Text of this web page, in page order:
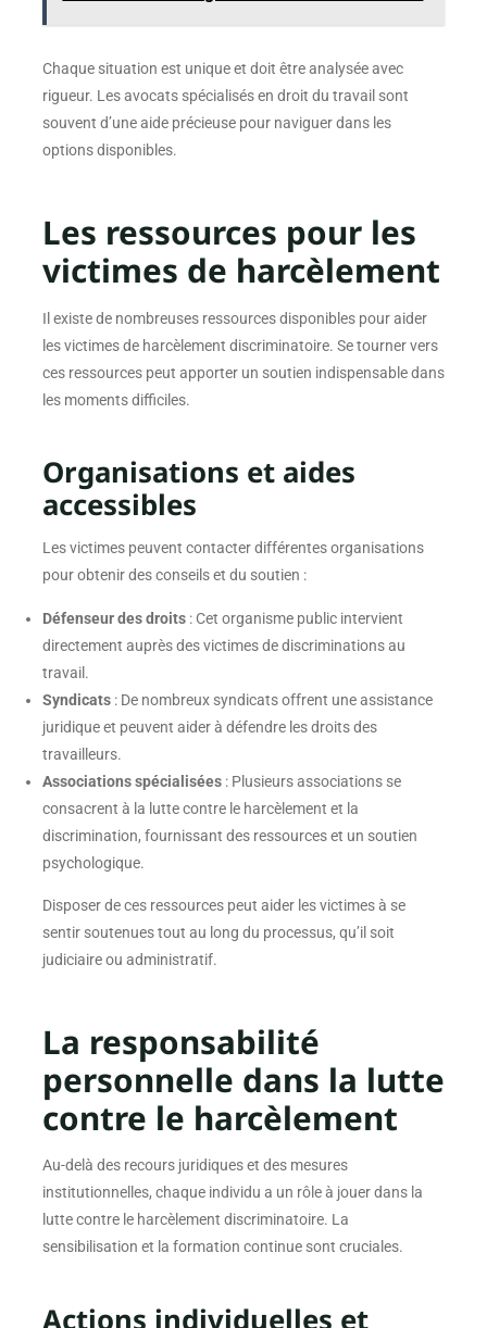
Chaque situation est unique et doit être analysée avec
rigueur. Les avocats spécialisés en droit du travail sont
souvent d’une aide précieuse pour naviguer dans les
options disponibles.
Les ressources pour les
victimes de harcèlement
Il existe de nombreuses ressources disponibles pour aider
les victimes de harcèlement discriminatoire. Se tourner vers
ces ressources peut apporter un soutien indispensable dans
les moments difficiles.
Organisations et aides
accessibles
Les victimes peuvent contacter différentes organisations
pour obtenir des conseils et du soutien :
Défenseur des droits: Cet organisme public intervient
directement auprès des victimes de discriminations au
travail.
Syndicats: De nombreux syndicats offrent une assistance
juridique et peuvent aider à défendre les droits des
travailleurs.
Associations spécialisées: Plusieurs associations se
consacrent à la lutte contre le harcèlement et la
discrimination, fournissant des ressources et un soutien
psychologique.
Disposer de ces ressources peut aider les victimes à se
sentir soutenues tout au long du processus, qu’il soit
judiciaire ou administratif.
La responsabilité
personnelle dans la lutte
contre le harcèlement
Au-delà des recours juridiques et des mesures
institutionnelles, chaque individu a un rôle à jouer dans la
lutte contre le harcèlement discriminatoire. La
sensibilisation et la formation continue sont cruciales.
Actions individuelles et